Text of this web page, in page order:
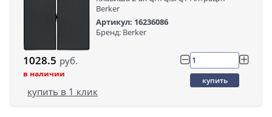
Berker
Артикул: 16236086
Бренд: Berker
1028.5 руб.
в наличии
купить
купить в 1 клик